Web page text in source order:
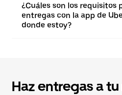
¿Cuáles son los requisitos
entregas con la app de
donde estoy?
Haz entregas a